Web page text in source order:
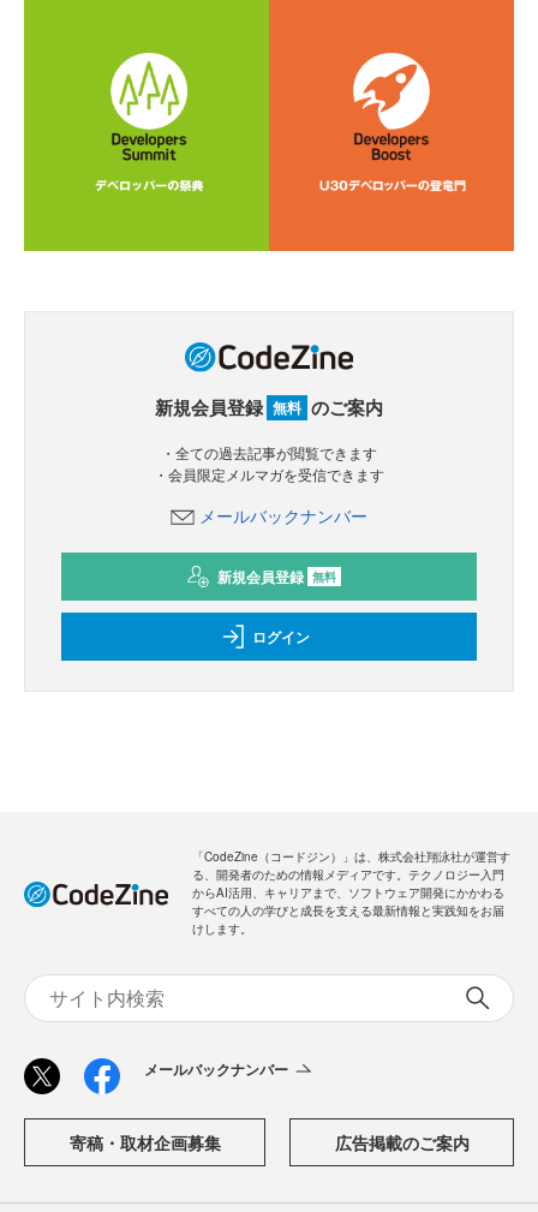
新規会員登録 無料 のご案内
・全ての過去記事が閲覧できます
・会員限定メルマガを受信できます
メールバックナンバー
新規会員登録 無料
ログイン
「CodeZine（コードジン）」は、株式会社翔泳社が運営す
る、開発者のための情報メディアです。テクノロジー入門
からAI活用、キャリアまで、ソフトウェア開発にかかわる
すべての人の学びと成長を支える最新情報と実践知をお届
けします。
メールバックナンバー
寄稿・取材企画募集 広告掲載のご案内